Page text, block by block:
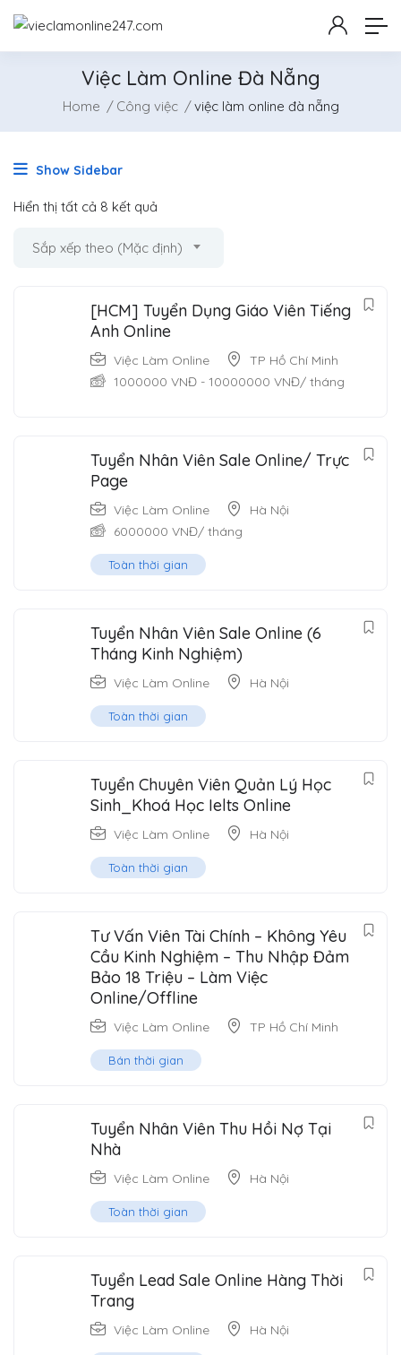
Việc Làm Online Đà Nẵng
Home Công việc việc làm online đà nẵng
Show Sidebar
Hiển thị tất cả 8 kết quả
Sắp xếp theo (Mặc định)
[HCM] Tuyển Dụng Giáo Viên Tiếng
Anh Online
Việc Làm Online
TP Hồ Chí Minh
1000000 VNĐ - 10000000 VNĐ/ tháng
Tuyển Nhân Viên Sale Online/ Trực
Page
Việc Làm Online
Hà Nội
6000000 VNĐ/ tháng
Toàn thời gian
Tuyển Nhân Viên Sale Online (6
Tháng Kinh Nghiệm)
Việc Làm Online Hà Nội
Toàn thời gian
Tuyển Chuyên Viên Quản Lý Học
Sinh_Khoá Học Ielts Online
Việc Làm Online Hà Nội
Toàn thời gian
Tư Vấn Viên Tài Chính – Không Yêu
Cầu Kinh Nghiệm – Thu Nhập Đảm
Bảo 18 Triệu – Làm Việc
Online/Offline
Việc Làm Online TP Hồ Chí Minh
Bán thời gian
Tuyển Nhân Viên Thu Hồi Nợ Tại
Nhà
Việc Làm Online Hà Nội
Toàn thời gian
Tuyển Lead Sale Online Hàng Thời
Trang
Việc Làm Online Hà Nội